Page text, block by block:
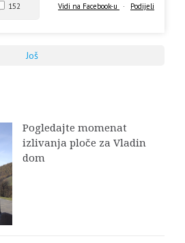
Vidi na Facebook-u · Podijeli
152
Još
Pogledajte momenat
izlivanja ploče za Vladin
dom